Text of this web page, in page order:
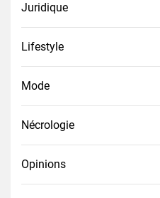
Juridique
Lifestyle
Mode
Nécrologie
Opinions